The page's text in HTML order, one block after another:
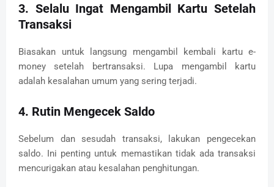
3. Selalu Ingat Mengambil Kartu Setelah
Transaksi
Biasakan untuk langsung mengambil kembali kartu e-
money setelah bertransaksi. Lupa mengambil kartu
adalah kesalahan umum yang sering terjadi.
4. Rutin Mengecek Saldo
Sebelum dan sesudah transaksi, lakukan pengecekan
saldo. Ini penting untuk memastikan tidak ada transaksi
mencurigakan atau kesalahan penghitungan.